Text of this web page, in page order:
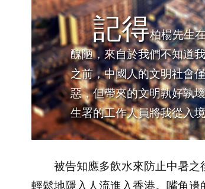
記得柏楊先生
醜陋，來自於我們不知道
之前，中國人的文明社會
惡，但帶來的文明孰好孰
生署的工作人員將我從入
被告知應多飲水來防止中暑之
輕鬆地隱入人流進入香港。嘴角邊